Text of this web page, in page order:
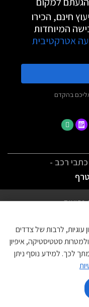
חינם, הכירו
המיוחדות
אטרקטיבית
בהקדם
רכב -
עוגיות, לרבות של צדדים
סטטיסטיקה, איפיון
לכך. למידע נוסף ניתן